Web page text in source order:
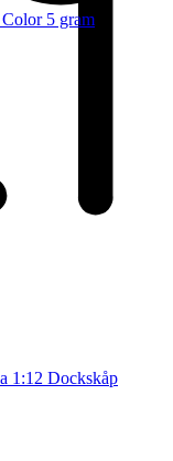
5 gram
1:12 Dockskåp